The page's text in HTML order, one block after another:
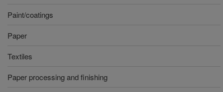
Paint/coatings
Paper
Textiles
Paper processing and finishing